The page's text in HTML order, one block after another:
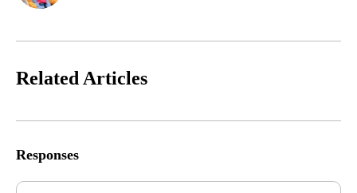
Related Articles
Responses